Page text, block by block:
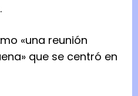
«una reunión
que se centró en